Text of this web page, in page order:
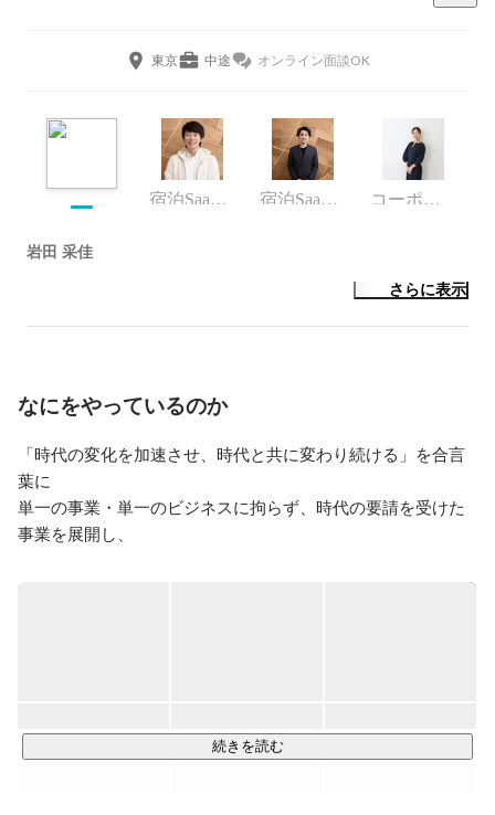
東京 中途 オンライン面談OK
宿泊SaaS領域 セールス・サポート 宿泊SaaS事業部 コーポレート・スタッフ
岩田 采佳
さらに表示
なにをやっているのか
「時代の変化を加速させ、時代と共に変わり続ける」を合言
葉に
単一の事業・単一のビジネスに拘らず、時代の要請を受けた
事業を展開し、
す。
続きを読む